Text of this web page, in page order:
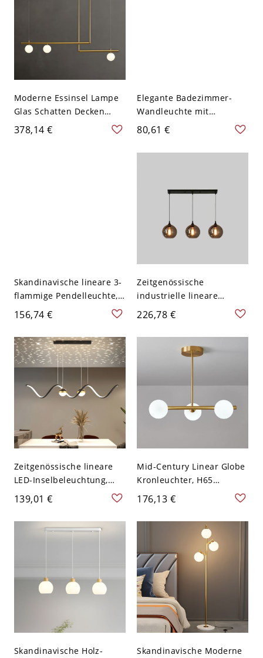
Moderne Essinsel Lampe
Glas Schatten Decken
Hängelicht für Küche
Esszimmer - 110V-120V
378,14 €
Elegante Badezimmer-
Wandleuchte mit
Chromspiegel-Front,
verstellbaren
Schwanenhalsarmen und
80,61 €
Skandinavische lineare 3-
flammige Pendelleuchte,
Insel-Kronleuchter aus
massivem
Gummibaumholz,
höhenverstellbare
Leuchte mit Glaskugeln -
156,74 €
Zeitgenössische
industrielle lineare
Pendelleuchte, Rauchglas-
Insel-Kronleuchter,
verstellbare
Hängevorrichtung - 3
226,78 €
Zeitgenössische lineare
LED-Inselbeleuchtung,
Wellen-Kronleuchter mit
sternförmiger
Deckenprojektion -
Schwarz Dreistufiges
139,01 €
Mid-Century Linear Globe
Kronleuchter, H65
Messing Insel
Pendelleuchte für
Esszimmer - 3 110V-120V
176,13 €
Skandinavische Holz-
Skandinavische Moderne